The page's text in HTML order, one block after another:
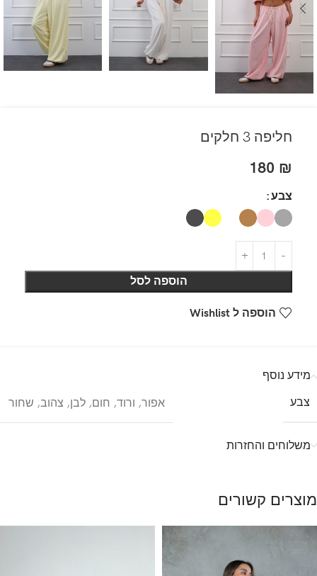
חליפה 3 חלקים
180 ₪
צבע
הוספה לסל
הוספה ל Wishlist
מידע נוסף
צבע
אפור, ורוד, חום, לבן, צהוב, שחור
משלוחים והחזרות
מוצרים קשורים